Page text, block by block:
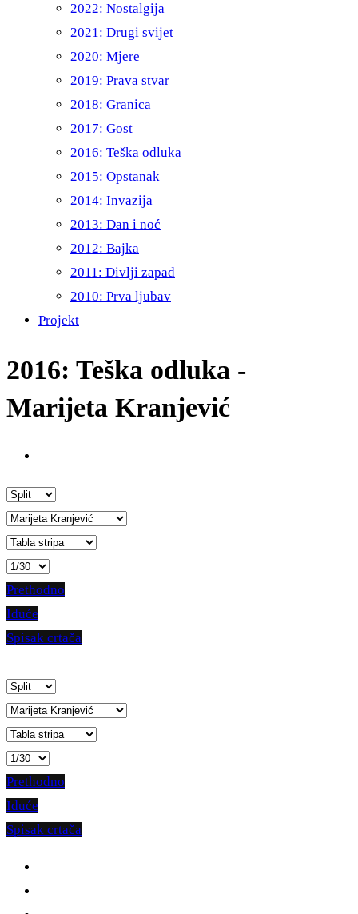
2022: Nostalgija
2021: Drugi svijet
2020: Mjere
2019: Prava stvar
2018: Granica
2017: Gost
2016: Teška odluka
2015: Opstanak
2014: Invazija
2013: Dan i noć
2012: Bajka
2011: Divlji zapad
2010: Prva ljubav
Projekt
2016: Teška odluka -
Marijeta Kranjević
Prethodno
Iduće
Spisak crtača
Prethodno
Iduće
Spisak crtača